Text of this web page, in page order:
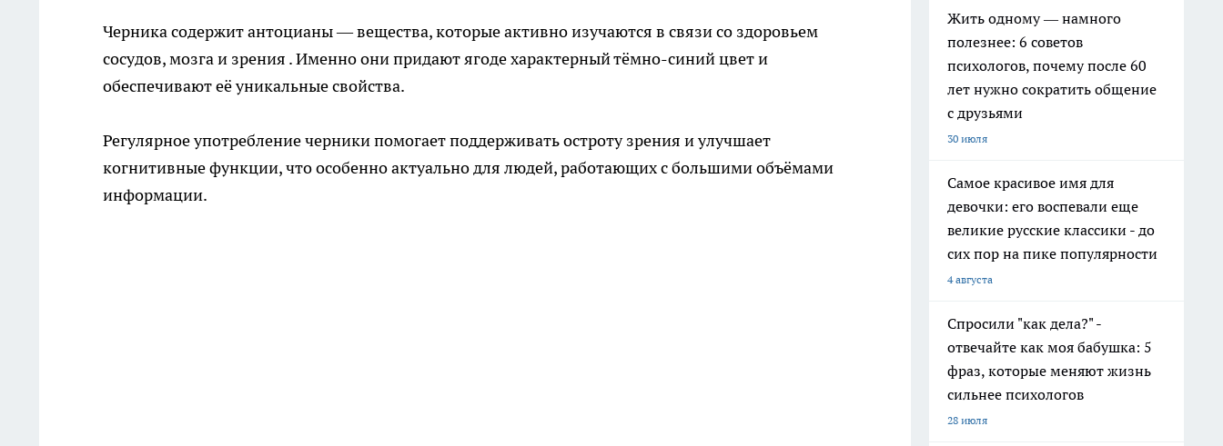
Черника содержит антоцианы — вещества, которые активно изучаются в связи со здоровьем
сосудов, мозга и зрения . Именно они придают ягоде характерный тёмно-синий цвет и
обеспечивают её уникальные свойства.
Регулярное употребление черники помогает поддерживать остроту зрения и улучшает
когнитивные функции, что особенно актуально для людей, работающих с большими объёмами
информации.
Жить одному — намного
полезнее: 6 советов
психологов, почему после 60
лет нужно сократить общение
с друзьями
30 июля
Самое красивое имя для
девочки: его воспевали еще
великие русские классики - до
сих пор на пике популярности
4 августа
Спросили "как дела?" -
отвечайте как моя бабушка: 5
фраз, которые меняют жизнь
сильнее психологов
28 июля